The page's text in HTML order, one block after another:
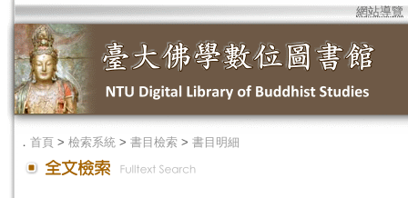
網站導覽
． 首頁 > 檢索系統 > 書目檢索 > 書目明細